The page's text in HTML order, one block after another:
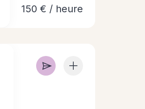
150 € / heure